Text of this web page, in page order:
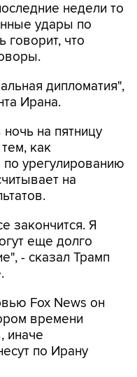
недели то
удары по
говорит, что
дипломатия",
Ирана.
на пятницу
как
урегулированию
на
закончится. Я
еще долго
- сказал Трамп
Fox News он
времени
иначе
по Ирану